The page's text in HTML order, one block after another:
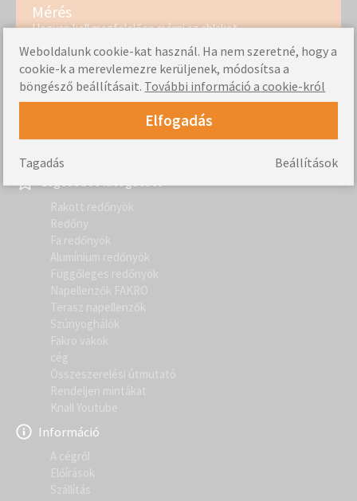
Mérés
Hogyan kell megfelelően mérni az ablakot
Összeszerelési útmutató
Ellenőrizze, milyen egyszerű termékeink felszerelése
Legtöbbet látogatott
Rakott redőnyök
Redőny
Fa redőnyök
Alumínium redőnyök
Függőleges redőnyök
Napellenzők FAKRO
Terasz napellenzők
Szúnyoghálók
Fakro vakok
cég
Összeszerelési útmutató
Rendeljen mintákat
Knall Youtube
Információ
A cégről
Előírások
Szállítás
Weboldalunk cookie-kat használ. Ha nem szeretné, hogy a
cookie-k a merevlemezre kerüljenek, módosítsa a
böngésző beállításait. További információ a cookie-król
Elfogadás
Beállítások
Tagadás